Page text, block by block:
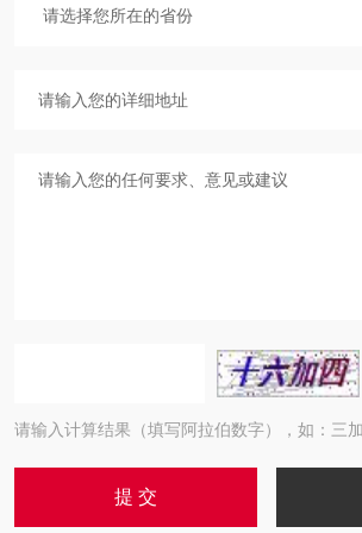
请输入计算结果（填写阿拉伯数字），如：三